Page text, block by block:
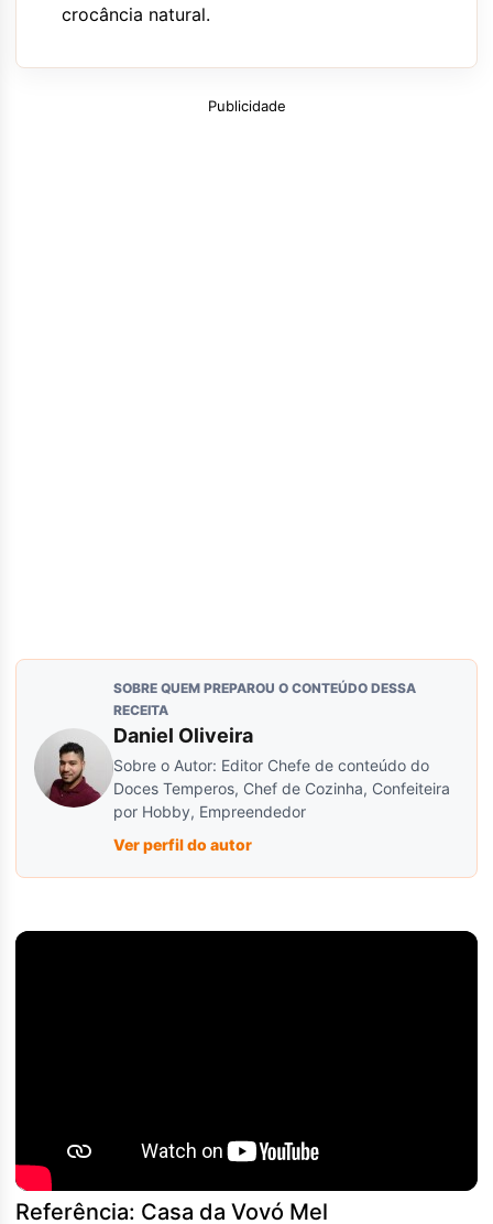
crocância natural.
Publicidade
SOBRE QUEM PREPAROU O CONTEÚDO DESSA
RECEITA
Daniel Oliveira
Sobre o Autor: Editor Chefe de conteúdo do
Doces Temperos, Chef de Cozinha, Confeiteira
por Hobby, Empreendedor
Ver perfil do autor
Referência: Casa da Vovó Mel